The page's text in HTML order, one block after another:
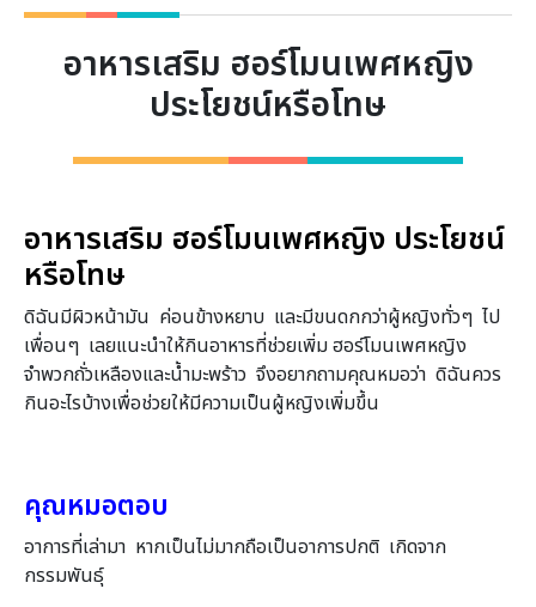
อาหารเสริม ฮอร์โมนเพศหญิง
ประโยชน์หรือโทษ
อาหารเสริม ฮอร์โมนเพศหญิง ประโยชน์
หรือโทษ
ดิฉันมีผิวหน้ามัน ค่อนข้างหยาบ และมีขนดกกว่าผู้หญิงทั่วๆ ไป
เพื่อนๆ เลยแนะนำให้กินอาหารที่ช่วยเพิ่ม ฮอร์โมนเพศหญิง
จำพวกถั่วเหลืองและน้ำมะพร้าว จึงอยากถามคุณหมอว่า ดิฉันควร
กินอะไรบ้างเพื่อช่วยให้มีความเป็นผู้หญิงเพิ่มขึ้น
คุณหมอตอบ
อาการที่เล่ามา หากเป็นไม่มากถือเป็นอาการปกติ เกิดจาก
กรรมพันธุ์